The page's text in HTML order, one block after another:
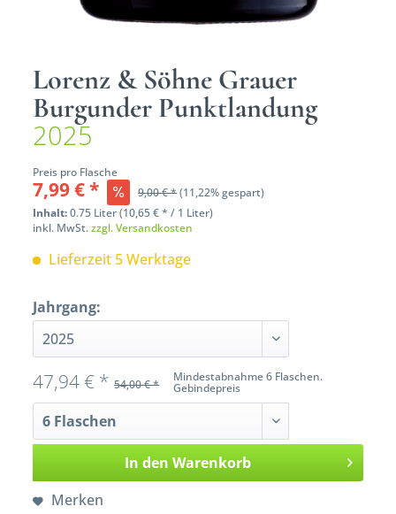
Lorenz & Söhne Grauer
Burgunder Punktlandung
2025
Preis pro Flasche
7,99 € * 9,00 € *(11,22% gespart)
Inhalt:0.75 Liter (10,65 € * / 1 Liter)
inkl. MwSt.zzgl. Versandkosten
Lieferzeit 5 Werktage
Jahrgang:
Mindestabnahme 6 Flaschen.
Gebindepreis
47,94 € * 54,00 € *
In den Warenkorb
Merken